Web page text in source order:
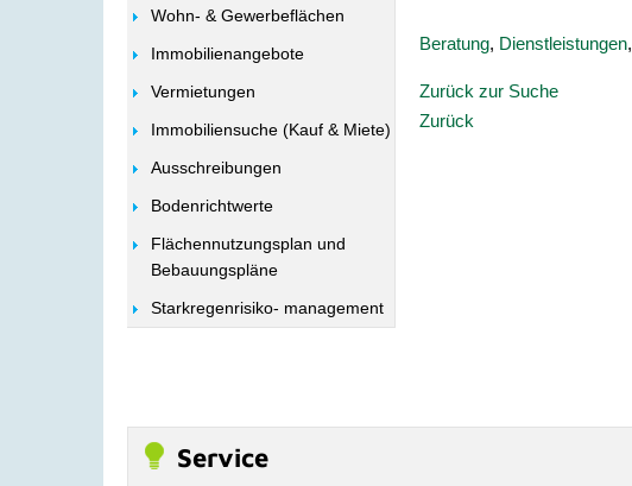
Wohn- & Gewerbeflächen
Immobilienangebote
Vermietungen
Immobiliensuche (Kauf & Miete)
Ausschreibungen
Bodenrichtwerte
Flächennutzungsplan und
Bebauungspläne
Starkregenrisiko- management
Beratung, Dienstleistungen,
Zurück zur Suche
Zurück
Service